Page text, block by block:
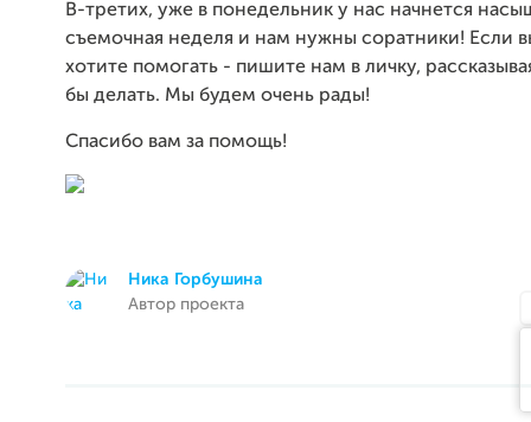
В-третих, уже в понедельник у нас начнется
съемочная неделя и нам нужны соратники! Если
хотите помогать - пишите нам в личку,
бы делать. Мы будем очень рады!
Спасибо вам за помощь!
Ника Горбушина
Автор проекта